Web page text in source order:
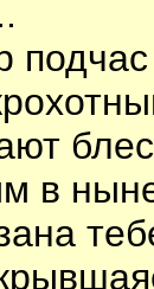
подчас
в